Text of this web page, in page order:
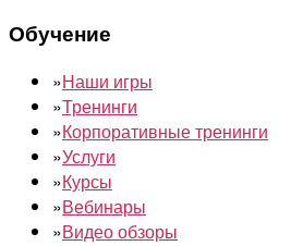
Обучение
»Наши игры
»Тренинги
»Корпоративные тренинги
»Услуги
»Курсы
»Вебинары
»Видео обзоры